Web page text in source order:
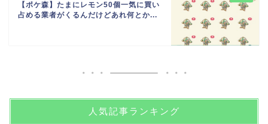
【ポケ森】たまにレモン50個一気に買い
占める業者がくるんだけどあれ何とか...
人気記事ランキング